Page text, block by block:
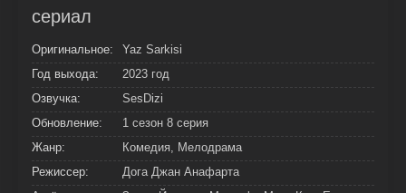
сериал
Оригинальное:
Yaz Sarkisi
Год выхода:
2023 год
Озвучка:
SesDizi
Обновление:
1 сезон 8 серия
Жанр:
Комедия, Мелодрама
Режиссер:
Дога Джан Анафарта